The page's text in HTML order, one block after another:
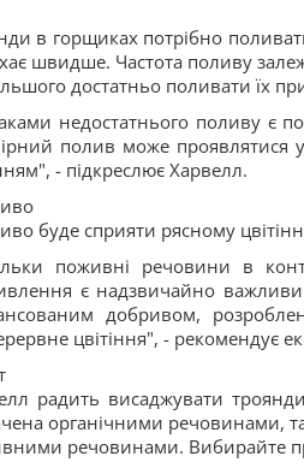
в горщиках потрібно
швидше. Частота поливу
достатньо поливати їх
недостатнього поливу є
полив може проявлятися
- підкреслює Харвелл.
буде сприяти рясному
поживні речовини в
є надзвичайно
добривом,
цвітіння", - рекомендує
радить висаджувати
органічними речовинами,
речовинами. Вибирайте